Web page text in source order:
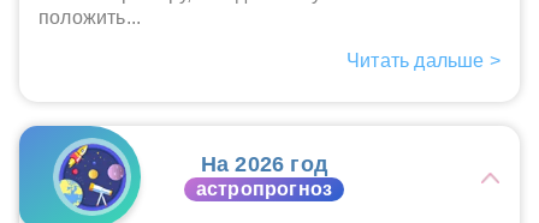
положить...
Читать дальше >
На 2026 год
астропрогноз